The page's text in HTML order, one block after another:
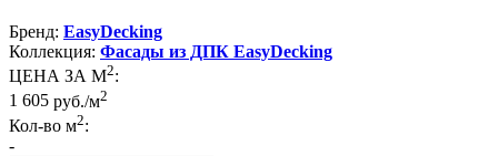
Бренд: EasyDecking
Коллекция: Фасады из ДПК EasyDecking
ЦЕНА ЗА М2:
1 605 руб./м2
Кол-во м2:
-